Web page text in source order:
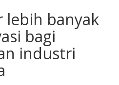
lebih banyak
bagi
industri